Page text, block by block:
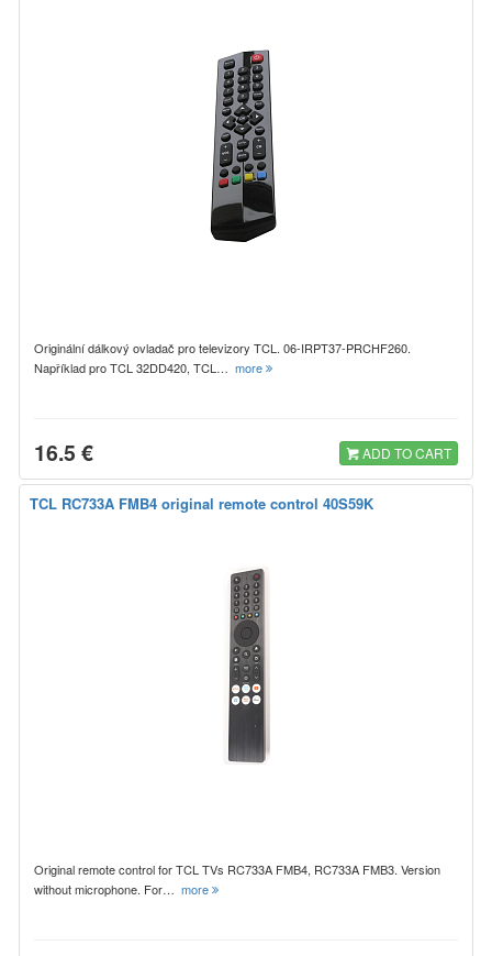
Originální dálkový ovladač pro televizory TCL. 06-IRPT37-PRCHF260.
Například pro TCL 32DD420, TCL… more
16.5 € ADD TO CART
TCL RC733A FMB4 original remote control 40S59K
Original remote control for TCL TVs RC733A FMB4, RC733A FMB3. Version
without microphone. For… more